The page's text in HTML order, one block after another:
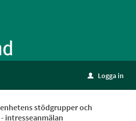
u Logga in
stödgrupper och
intresseanmälan